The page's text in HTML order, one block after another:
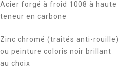
Acier forgé à froid 1008 à haute
teneur en carbone
Zinc chromé (traités anti-rouille)
ou peinture coloris noir brillant
au choix